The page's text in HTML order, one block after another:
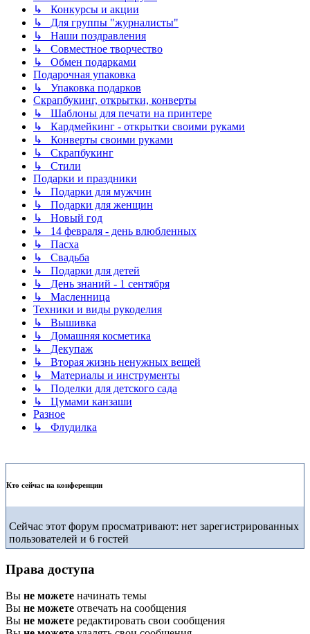
↳ Конкурсы и акции
↳ Для группы "журналисты"
↳ Наши поздравления
↳ Совместное творчество
↳ Обмен подарками
Подарочная упаковка
↳ Упаковка подарков
Скрапбукинг, открытки, конверты
↳ Шаблоны для печати на принтере
↳ Кардмейкинг - открытки своими руками
↳ Конверты своими руками
↳ Скрапбукинг
↳ Стили
Подарки и праздники
↳ Подарки для мужчин
↳ Подарки для женщин
↳ Новый год
↳ 14 февраля - день влюбленных
↳ Пасха
↳ Свадьба
↳ Подарки для детей
↳ День знаний - 1 сентября
↳ Масленница
Техники и виды рукоделия
↳ Вышивка
↳ Домашняя косметика
↳ Декупаж
↳ Вторая жизнь ненужных вещей
↳ Материалы и инструменты
↳ Поделки для детского сада
↳ Цумами канзаши
Разное
↳ Флудилка
Кто сейчас на конференции
Сейчас этот форум просматривают: нет зарегистрированных
пользователей и 6 гостей
Права доступа
Вы не можете начинать темы
Вы не можете отвечать на сообщения
Вы не можете редактировать свои сообщения